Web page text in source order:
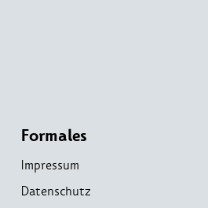
Formales
Impressum
Datenschutz